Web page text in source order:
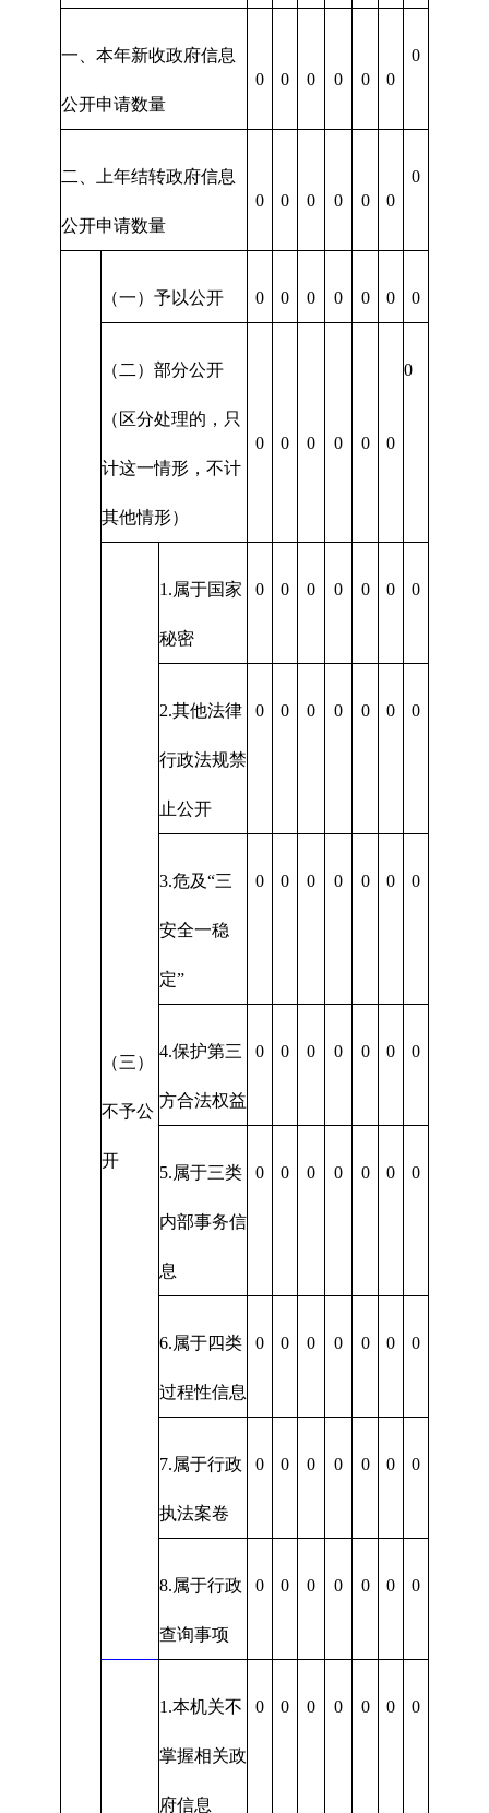
一、本年新收政府信息
公开申请数量
0 0 0 0 0 0
0
二、上年结转政府信息
公开申请数量
0 0 0 0 0 0
0
（一）予以公开 0 0 0 0 0 0 0
（二）部分公开
（区分处理的，只
计这一情形，不计
其他情形）
0 0 0 0 0 0
0
（三）
不予公
开
1.属于国家
秘密
0 0 0 0 0 0 0
2.其他法律
行政法规禁
止公开
0 0 0 0 0 0 0
3.危及“三
安全一稳
定”
0 0 0 0 0 0 0
4.保护第三
方合法权益
0 0 0 0 0 0 0
5.属于三类
内部事务信
息
0 0 0 0 0 0 0
6.属于四类
过程性信息
0 0 0 0 0 0 0
7.属于行政
执法案卷
0 0 0 0 0 0 0
8.属于行政
查询事项
0 0 0 0 0 0 0
1.本机关不
掌握相关政
府信息
0 0 0 0 0 0 0